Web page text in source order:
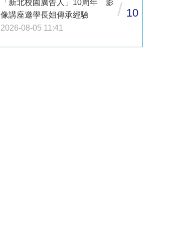
「新北校園廣告人」10周年 影
像講座邀學長姐傳承經驗
2026-08-05 11:41
/ 10